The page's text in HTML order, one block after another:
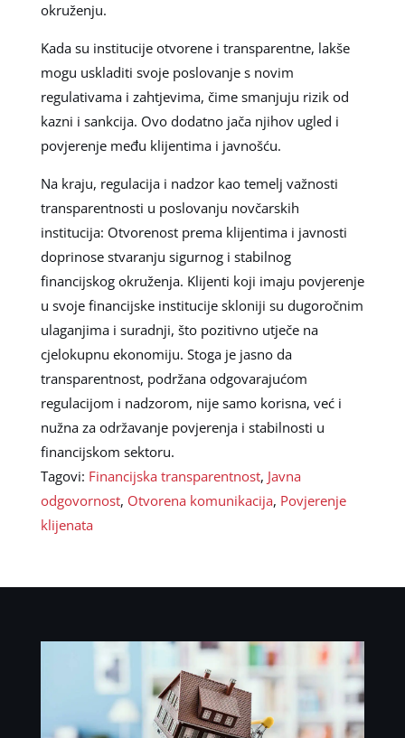
okruženju.
Kada su institucije otvorene i transparentne, lakše
mogu uskladiti svoje poslovanje s novim
regulativama i zahtjevima, čime smanjuju rizik od
kazni i sankcija. Ovo dodatno jača njihov ugled i
povjerenje među klijentima i javnošću.
Na kraju, regulacija i nadzor kao temelj važnosti
transparentnosti u poslovanju novčarskih
institucija: Otvorenost prema klijentima i javnosti
doprinose stvaranju sigurnog i stabilnog
financijskog okruženja. Klijenti koji imaju povjerenje
u svoje financijske institucije skloniji su dugoročnim
ulaganjima i suradnji, što pozitivno utječe na
cjelokupnu ekonomiju. Stoga je jasno da
transparentnost, podržana odgovarajućom
regulacijom i nadzorom, nije samo korisna, već i
nužna za održavanje povjerenja i stabilnosti u
financijskom sektoru.
Tagovi: Financijska transparentnost, Javna
odgovornost, Otvorena komunikacija, Povjerenje
klijenata